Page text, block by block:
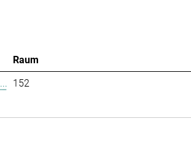
Raum
152